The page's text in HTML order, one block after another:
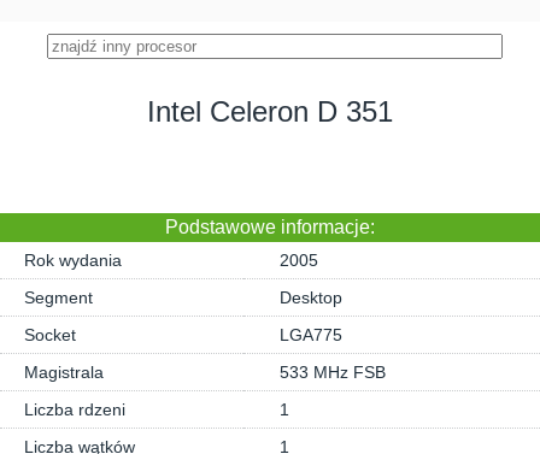
Intel Celeron D 351
Podstawowe informacje:
Rok wydania
2005
Segment
Desktop
Socket
LGA775
Magistrala
533 MHz FSB
Liczba rdzeni
1
Liczba wątków
1